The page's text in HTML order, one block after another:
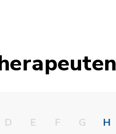
D E F G H